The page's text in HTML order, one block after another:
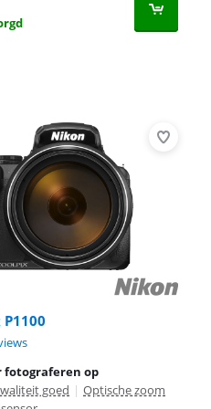
fotograferen op
goed | Optische zoom